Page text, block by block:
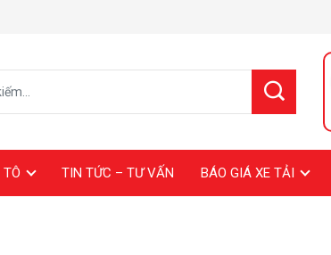
TÔ TIN TỨC – TƯ VẤN BÁO GIÁ XE TẢI